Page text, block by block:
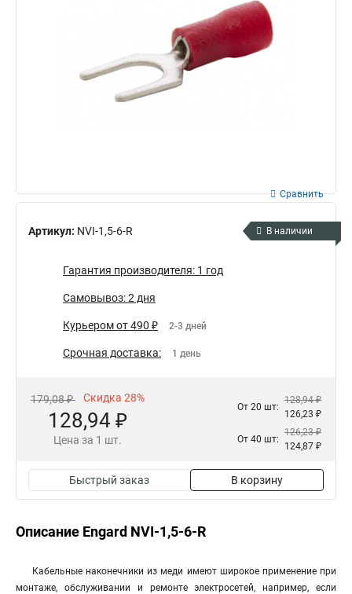
Артикул: NVI-1,5-6-R
Сравнить
В наличии
Гарантия производителя: 1 год
Самовывоз: 2 дня
Курьером от 490 ₽ 2-3 дней
Срочная доставка: 1 день
179,08 ₽ Скидка 28%
128,94 ₽
Цена за 1 шт.
От 20 шт:
128,94 ₽
126,23 ₽
От 40 шт:
126,23 ₽
124,87 ₽
Быстрый заказ В корзину
Описание Engard NVI-1,5-6-R
Кабельные наконечники из меди имеют широкое применение при
монтаже, обслуживании и ремонте электросетей, например, если